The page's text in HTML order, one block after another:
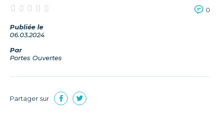
0
Publiée le
06.03.2024
Par
Portes Ouvertes
Partager sur